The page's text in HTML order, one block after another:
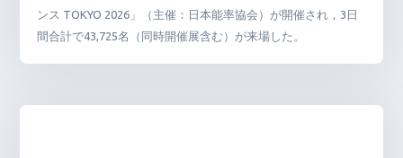
ンス TOKYO 2026」（主催：日本能率協会）が開催され，3日
間合計で43,725名（同時開催展含む）が来場した。